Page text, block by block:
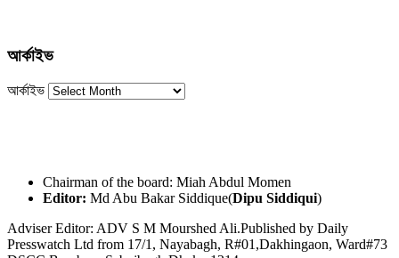
আর্কাইভ
আর্কাইভ
Chairman of the board: Miah Abdul Momen
Editor: Md Abu Bakar Siddique(Dipu Siddiqui)
Adviser Editor: ADV S M Mourshed Ali.Published by Daily
Presswatch Ltd from 17/1, Nayabagh, R#01,Dakhingaon, Ward#73